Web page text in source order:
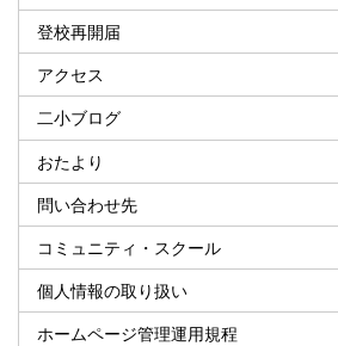
登校再開届
アクセス
二小ブログ
おたより
問い合わせ先
コミュニティ・スクール
個人情報の取り扱い
ホームページ管理運用規程